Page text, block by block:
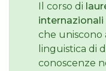
Il corso di
internazionali
che uniscono
linguistica di
conoscenze